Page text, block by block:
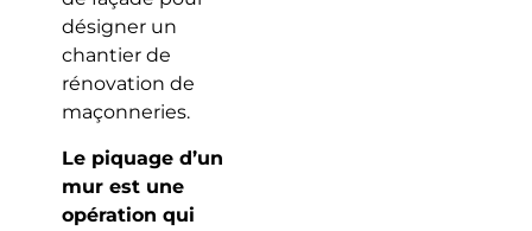
désigner un
chantier de
rénovation de
maçonneries.
Le piquage d’un
mur est une
opération qui